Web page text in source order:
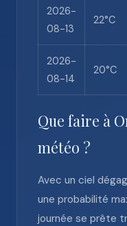
2026-
08-13
22°C
2026-
08-14
20°C
Que faire à
météo ?
Avec un ciel
une probabilité
journée se prête